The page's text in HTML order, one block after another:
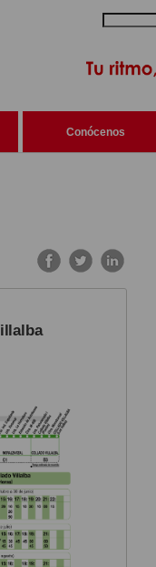
Conócenos